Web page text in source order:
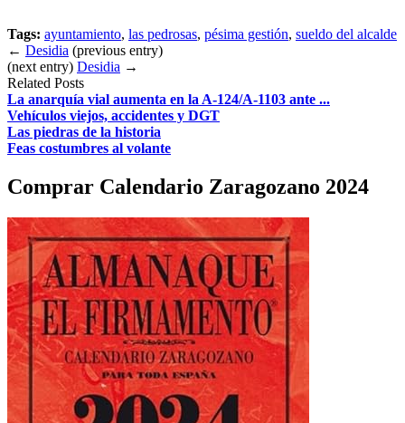
Tags: ayuntamiento, las pedrosas, pésima gestión, sueldo del alcalde
← Desidia (previous entry)
(next entry) Desidia →
Related Posts
La anarquía vial aumenta en la A-124/A-1103 ante ...
Vehículos viejos, accidentes y DGT
Las piedras de la historia
Feas costumbres al volante
Comprar Calendario Zaragozano 2024